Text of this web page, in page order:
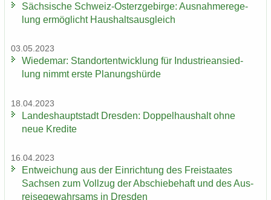
Säch­si­sche Schweiz-​Osterzgebirge: Aus­nah­me­re­ge­
lung er­mög­licht Haus­halts­aus­gleich
03.05.2023
Wie­de­mar: Stand­ort­ent­wick­lung für In­dus­trie­an­sied­
lung nimmt erste Pla­nungs­hür­de
18.04.2023
Lan­des­haupt­stadt Dres­den: Dop­pel­haus­halt ohne
neue Kre­di­te
16.04.2023
Ent­wei­chung aus der Ein­rich­tung des Frei­staa­tes
Sach­sen zum Voll­zug der Ab­schie­be­haft und des Aus­
rei­se­ge­wahr­sams in Dres­den